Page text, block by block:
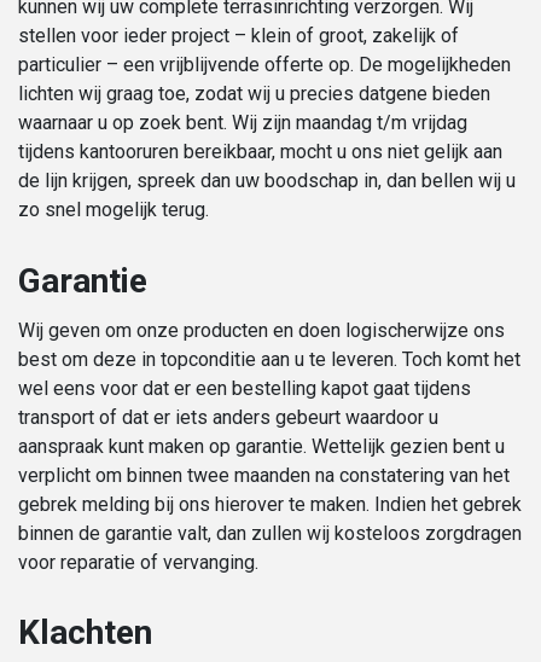
kunnen wij uw complete terrasinrichting verzorgen. Wij
stellen voor ieder project – klein of groot, zakelijk of
particulier – een vrijblijvende offerte op. De mogelijkheden
lichten wij graag toe, zodat wij u precies datgene bieden
waarnaar u op zoek bent. Wij zijn maandag t/m vrijdag
tijdens kantooruren bereikbaar, mocht u ons niet gelijk aan
de lijn krijgen, spreek dan uw boodschap in, dan bellen wij u
zo snel mogelijk terug.
Garantie
Wij geven om onze producten en doen logischerwijze ons
best om deze in topconditie aan u te leveren. Toch komt het
wel eens voor dat er een bestelling kapot gaat tijdens
transport of dat er iets anders gebeurt waardoor u
aanspraak kunt maken op garantie. Wettelijk gezien bent u
verplicht om binnen twee maanden na constatering van het
gebrek melding bij ons hierover te maken. Indien het gebrek
binnen de garantie valt, dan zullen wij kosteloos zorgdragen
voor reparatie of vervanging.
Klachten